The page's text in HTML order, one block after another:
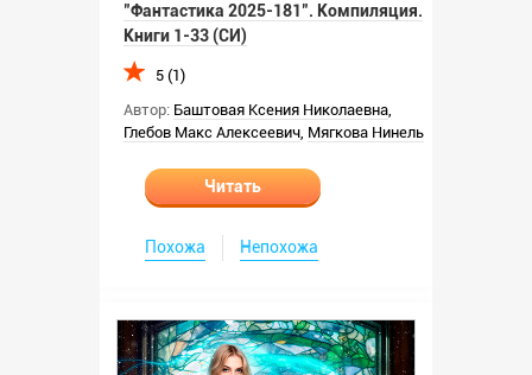
"Фантастика 2025-181". Компиляция.
Книги 1-33 (СИ)
5 (1)
Автор: Баштовая Ксения Николаевна,
Глебов Макс Алексеевич, Мягкова Нинель
Читать
Похожа Непохожа